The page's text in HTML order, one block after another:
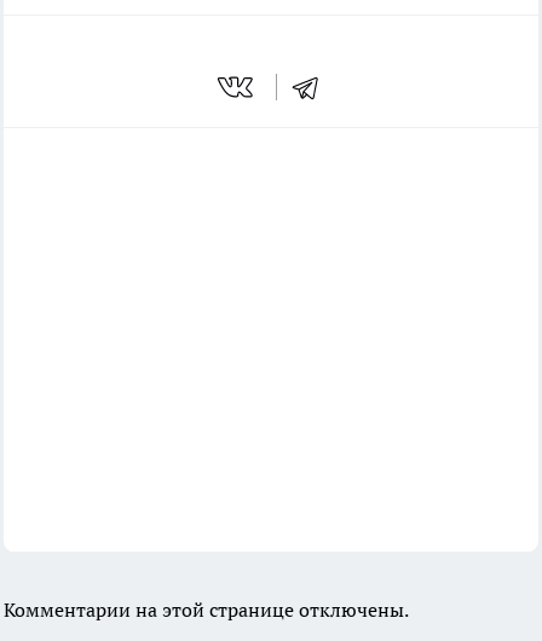
Комментарии на этой странице отключены.